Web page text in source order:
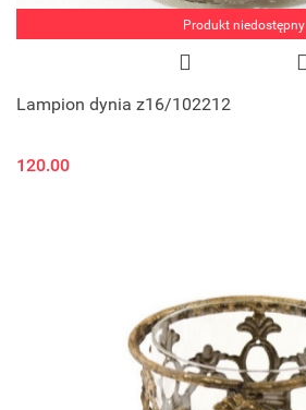
Produkt niedostępny
Lampion dynia z16/102212
120.00